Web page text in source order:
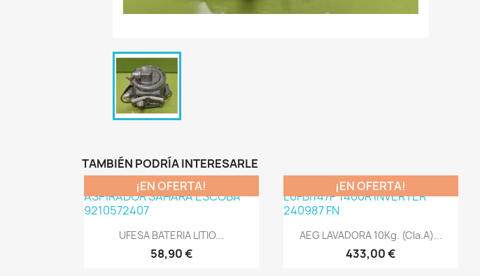
TAMBIÉN PODRÍA INTERESARLE
Vista rápida
UFESA BATERIA LITIO...
58,90 €
¡EN OFERTA!
Vista rápida
AEG LAVADORA 10Kg. (Cla.A)...
433,00 €
¡EN OFERTA!